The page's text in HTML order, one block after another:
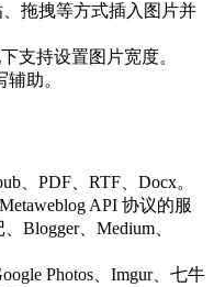
拖拽等方式插入图片并
支持设置图片宽度。
助。
、PDF、RTF、Docx。
API 协议的服
Blogger、Medium、
Photos、Imgur、七牛